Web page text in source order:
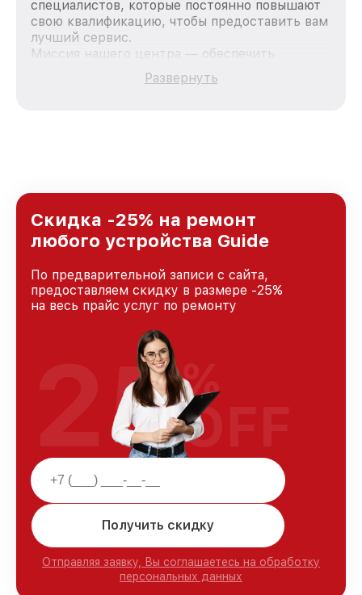
специалистов, которые постоянно повышают
свою квалификацию, чтобы предоставить вам
лучший сервис.
Миссия нашего центра — обеспечить
качественный и доступный ремонт для
каждого пользователя продукции Guide, вне
Развернуть
Скидка -25% на ремонт
любого устройства Guide
По предварительной записи с сайта,
предоставляем скидку в размере -25%
на весь прайс услуг по ремонту
Получить скидку
Отправляя заявку, Вы соглашаетесь на обработку
персональных данных
25%
OFF